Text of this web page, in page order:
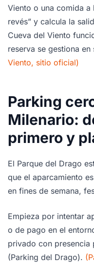
Viento o una comida
revés” y calcula la
Cueva del Viento
reserva se gestiona
Viento, sitio oficial)
Parking
Milenario:
primero y
El Parque del Drago
que el aparcamiento
en fines de semana,
Empieza por intentar
o de pago en el
privado con presencia
(Parking del Drago).